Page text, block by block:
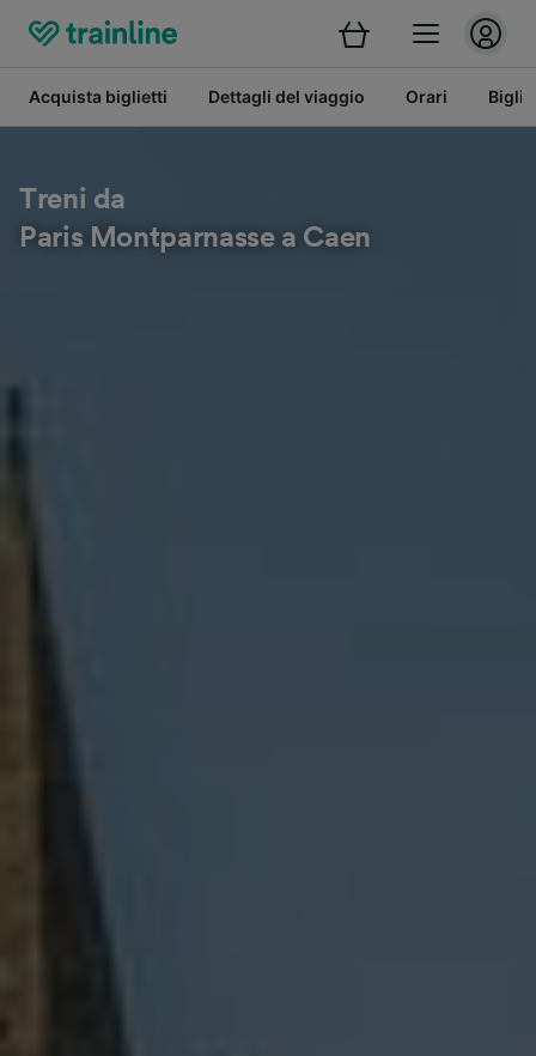
Acquista biglietti Dettagli del viaggio Orari
Treni da
Paris Montparnasse a Caen